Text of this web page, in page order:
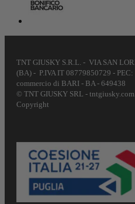
TNT GIUSKY S.R.L. - VIA SAN
(BA) - P.IVA IT 08779850729 - PEC:
commercio di BARI - BA - 649438
© TNT GIUSKY SRL -
Copyright